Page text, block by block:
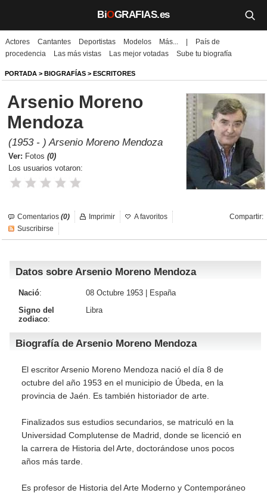
BiOGRAFIAS.es
Biografías
Películas
TV
Música
Un día como hoy
Videos
Noticias
Actores Cantantes Deportistas Modelos Más...
País de
procedencia
Las más vistas Las mejor votadas Sube tu biografía
PORTADA > BIOGRAFÍAS > ESCRITORES
Arsenio Moreno
Mendoza
(1953 - ) Arsenio Moreno Mendoza
Ver: Fotos (0)
Los usuarios votaron:
Comentarios (0) Compartir:
Imprimir
A favoritos
Suscribirse
Datos sobre Arsenio Moreno Mendoza
Nació: 08 Octubre 1953 |
España
Signo del
zodiaco:
Libra
Biografía de Arsenio Moreno Mendoza
El escritor Arsenio Moreno Mendoza nació el día 8 de
octubre del año 1953 en el municipio de Úbeda, en la
provincia de Jaén. Es también historiador de arte.
Finalizados sus estudios secundarios, se matriculó en la
Universidad Complutense de Madrid, donde se licenció en
la carrera de Historia del Arte, doctorándose unos pocos
años más tarde.
Es profesor de Historia del Arte Moderno y Contemporáneo